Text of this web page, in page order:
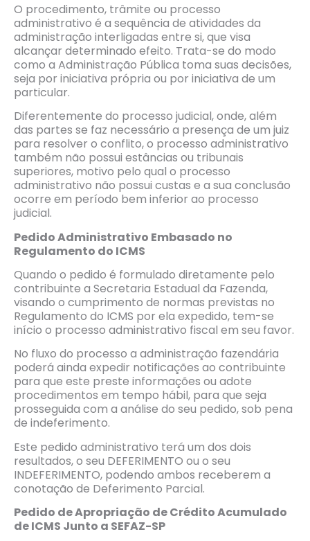
O procedimento, trâmite ou processo
administrativo é a sequência de atividades da
administração interligadas entre si, que visa
alcançar determinado efeito. Trata-se do modo
como a Administração Pública toma suas decisões,
seja por iniciativa própria ou por iniciativa de um
particular.
Diferentemente do processo judicial, onde, além
das partes se faz necessário a presença de um juiz
para resolver o conflito, o processo administrativo
também não possui estâncias ou tribunais
superiores, motivo pelo qual o processo
administrativo não possui custas e a sua conclusão
ocorre em período bem inferior ao processo
judicial.
Pedido Administrativo Embasado no
Regulamento do ICMS
Quando o pedido é formulado diretamente pelo
contribuinte a Secretaria Estadual da Fazenda,
visando o cumprimento de normas previstas no
Regulamento do ICMS por ela expedido, tem-se
início o processo administrativo fiscal em seu favor.
No fluxo do processo a administração fazendária
poderá ainda expedir notificações ao contribuinte
para que este preste informações ou adote
procedimentos em tempo hábil, para que seja
prosseguida com a análise do seu pedido, sob pena
de indeferimento.
Este pedido administrativo terá um dos dois
resultados, o seu DEFERIMENTO ou o seu
INDEFERIMENTO, podendo ambos receberem a
conotação de Deferimento Parcial.
Pedido de Apropriação de Crédito Acumulado
de ICMS Junto a SEFAZ-SP